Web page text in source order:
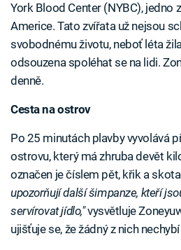
York Blood Center (NYBC), jedno
Americe. Tato zvířata už nejsou
svobodnému životu, neboť léta
odsouzena spoléhat se na lidi.
denně.
Cesta na ostrov
Po 25 minutách plavby vyvolává
ostrovu, který má zhruba devět
označen je číslem pět, křik a
upozorňují další šimpanze, kteří
servírovat jídlo,"vysvětluje
ujišťuje se, že žádný z nich